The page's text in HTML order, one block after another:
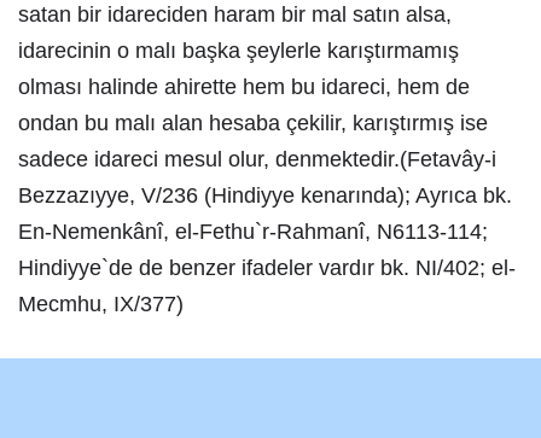
satan bir idareciden haram bir mal satın alsa,
idarecinin o malı başka şeylerle karıştırmamış
olması halinde ahirette hem bu idareci, hem de
ondan bu malı alan hesaba çekilir, karıştırmış ise
sadece idareci mesul olur, denmektedir.(Fetavây-i
Bezzazıyye, V/236 (Hindiyye kenarında); Ayrıca bk.
En-Nemenkânî, el-Fethu`r-Rahmanî, N6113-114;
Hindiyye`de de benzer ifadeler vardır bk. NI/402; el-
Mecmhu, IX/377)